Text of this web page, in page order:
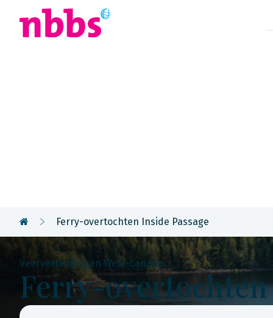
Ferry-overtochten Inside Passage
Veerverbindingen West-Canada
Ferry-overtochten